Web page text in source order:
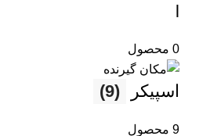
l
0 محصول
اسپیکر (9)
9 محصول